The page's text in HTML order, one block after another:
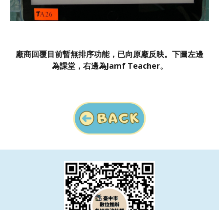
廠商回覆目前暫無排序功能，已向原廠反映。下圖左邊
為課堂，右邊為Jamf Teacher。